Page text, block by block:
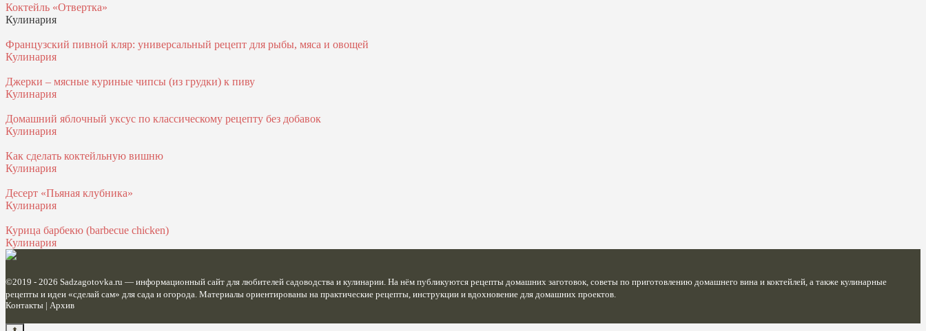
Коктейль «Отвертка»
Кулинария
Французский пивной кляр: универсальный рецепт для рыбы, мяса и овощей
Кулинария
Джерки – мясные куриные чипсы (из грудки) к пиву
Кулинария
Домашний яблочный уксус по классическому рецепту без добавок
Кулинария
Как сделать коктейльную вишню
Кулинария
Десерт «Пьяная клубника»
Кулинария
Курица барбекю (barbecue chicken)
Кулинария
©2019 - 2026 Sadzagotovka.ru — информационный сайт для любителей садоводства и кулинарии. На нём публикуются рецепты домашних заготовок, советы по приготовлению домашнего вина и коктейлей, а также кулинарные
рецепты и идеи «сделай сам» для сада и огорода. Материалы ориентированы на практические рецепты, инструкции и вдохновение для домашних проектов.
Контакты | Архив